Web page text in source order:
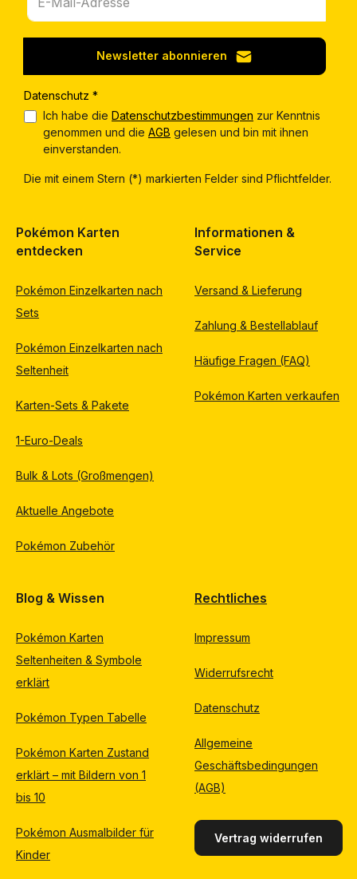
Newsletter abonnieren
Datenschutz *
Ich habe die Datenschutzbestimmungen zur Kenntnis
genommen und die AGB gelesen und bin mit ihnen
einverstanden.
Die mit einem Stern (*) markierten Felder sind Pflichtfelder.
Pokémon Karten
entdecken
Pokémon Einzelkarten nach
Sets
Pokémon Einzelkarten nach
Seltenheit
Karten-Sets & Pakete
1-Euro-Deals
Bulk & Lots (Großmengen)
Aktuelle Angebote
Pokémon Zubehör
Informationen &
Service
Versand & Lieferung
Zahlung & Bestellablauf
Häufige Fragen (FAQ)
Pokémon Karten verkaufen
Blog & Wissen
Pokémon Karten
Seltenheiten & Symbole
erklärt
Pokémon Typen Tabelle
Pokémon Karten Zustand
erklärt – mit Bildern von 1
bis 10
Pokémon Ausmalbilder für
Kinder
Rechtliches
Impressum
Widerrufsrecht
Datenschutz
Allgemeine
Geschäftsbedingungen
(AGB)
Vertrag widerrufen